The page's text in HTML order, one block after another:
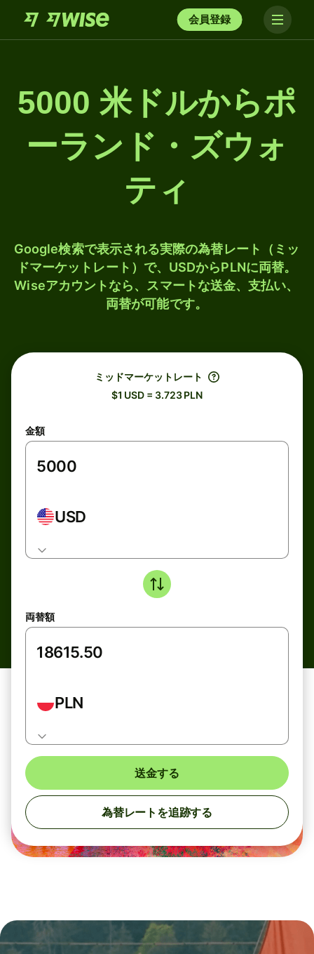
会員登録
5000 米ドルからポ
ーランド・ズウォ
ティ
Google検索で表示される実際の為替レート（ミッ
ドマーケットレート）で、USDからPLNに両替。
Wiseアカウントなら、スマートな送金、支払い、
両替が可能です。
ミッドマーケットレート
$1 USD = 3.723 PLN
金額
USD
両替額
PLN
送金する
為替レートを追跡する